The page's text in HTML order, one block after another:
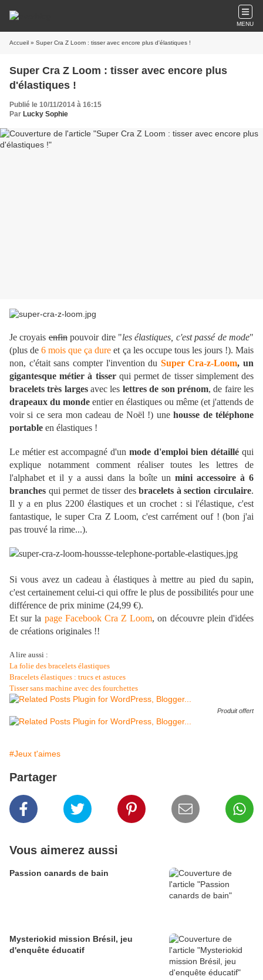
MENU
Accueil » Super Cra Z Loom : tisser avec encore plus d'élastiques !
Super Cra Z Loom : tisser avec encore plus
d'élastiques !
Publié le 10/11/2014 à 16:15
Par Lucky Sophie
Je croyaisenfinpouvoir dire "les élastiques, c'est passé de mode"
(plus de6 mois que ça dure et ça les occupe tous les jours !). Mais
non, c'était sans compter l'invention du Super Cra-z-Loom, un
gigantesque métier à tisserqui permet de tisser simplement des
bracelets très largesavec les lettres de son prénom, de faire les
drapeaux du monde entier en élastiques ou même (et j'attends de
voir si ce sera mon cadeau de Noël !) unehousse de téléphone
portable en élastiques !
Le métier est accompagné d'un mode d'emploi bien détaillé qui
explique notamment comment réaliser toutes les lettres de
l'alphabet et il y a aussi dans la boîte un mini accessoire à 6
branches qui permet de tisser desbracelets à section circulaire.
Il y a en plus 2200 élastiques et un crochet : si l'élastique, c'est
fantastique, le super Cra Z Loom, c'est carrément ouf ! (bon j'ai
pas trouvé la rime...).
Si vous avez un cadeau à élastiques à mettre au pied du sapin,
c'est certainement celui-ci qui offre le plus de possibilités pour une
différence de prix minime (24,99 €).
Et sur la page Facebook Cra Z Loom, on découvre plein d'idées
de créations originales !!
A lire aussi :
La folie des bracelets élastiques
Bracelets élastiques : trucs et astuces
Tisser sans machine avec des fourchettes
Produit offert
#Jeux t'aimes
Partager
Vous aimerez aussi
Passion canards de bain
Mysteriokid mission Brésil, jeu
d'enquête éducatif